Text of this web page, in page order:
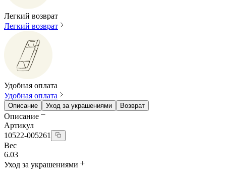
Легкий возврат
Легкий возврат
Удобная оплата
Удобная оплата
Описание Уход за украшениями Возврат
Описание
Артикул
10522-005261
Вес
6.03
Уход за украшениями